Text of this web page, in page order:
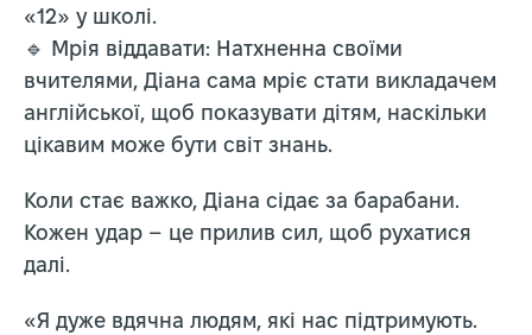
«12» у школі.
🔹 Мрія віддавати: Натхненна своїми
вчителями, Діана сама мріє стати викладачем
англійської, щоб показувати дітям, наскільки
цікавим може бути світ знань.
Коли стає важко, Діана сідає за барабани.
Кожен удар – це прилив сил, щоб рухатися
далі.
«Я дуже вдячна людям, які нас підтримують.